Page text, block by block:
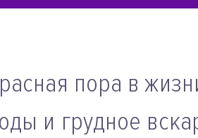
пора в
и грудное